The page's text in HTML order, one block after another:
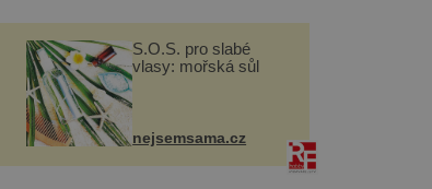
S.O.S. pro slabé
vlasy: mořská sůl
nejsemsama.cz